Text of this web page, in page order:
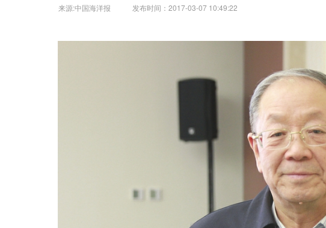
来源:中国海洋报 发布时间：2017-03-07 10:49:22